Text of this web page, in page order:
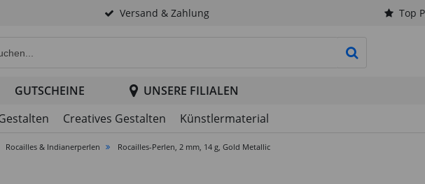
Versand & Zahlung Top
GUTSCHEINE
UNSERE FILIALEN
Creatives Gestalten Künstlermaterial
Rocailles & Indianerperlen Rocailles-Perlen, 2 mm, 14 g, Gold Metallic